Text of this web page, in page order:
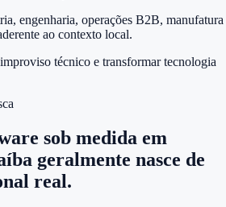
engenharia, operações B2B, manufatura
ao contexto local.
técnico e transformar tecnologia
sob medida em
geralmente nasce de
real.